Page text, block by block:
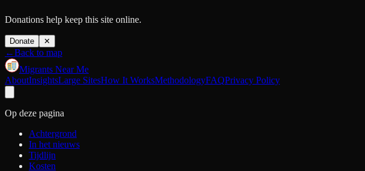
Donations help keep this site online.
Donate ✕
←Back to map
Migrants Near Me
AboutInsightsLarge SitesHow It WorksMethodologyFAQPrivacy Policy
Op deze pagina
Achtergrond
In het nieuws
Tijdlijn
Kosten